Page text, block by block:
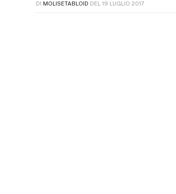
DI MOLISETABLOID DEL 19 LUGLIO 2017